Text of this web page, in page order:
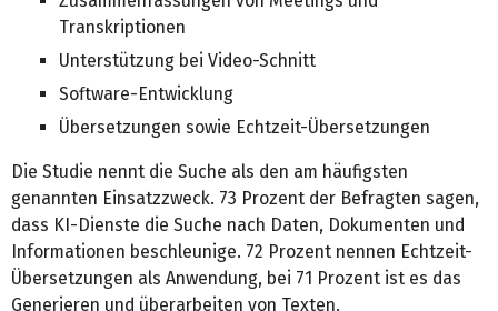
Transkriptionen
Unterstützung bei Video-Schnitt
Software-Entwicklung
Übersetzungen sowie Echtzeit-Übersetzungen
Die Studie nennt die Suche als den am häufigsten
genannten Einsatzzweck. 73 Prozent der Befragten sagen,
dass KI-Dienste die Suche nach Daten, Dokumenten und
Informationen beschleunige. 72 Prozent nennen Echtzeit-
Übersetzungen als Anwendung, bei 71 Prozent ist es das
Generieren und überarbeiten von Texten.